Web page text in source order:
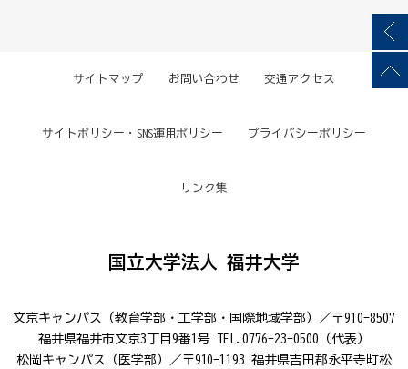
サイトマップ お問い合わせ 交通アクセス
サイトポリシー・SNS運用ポリシー プライバシーポリシー
リンク集
国立大学法人 福井大学
文京キャンパス（教育学部・工学部・国際地域学部）／〒910-8507
福井県福井市文京3丁目9番1号 TEL.0776-23-0500（代表）
松岡キャンパス（医学部）／〒910-1193 福井県吉田郡永平寺町松